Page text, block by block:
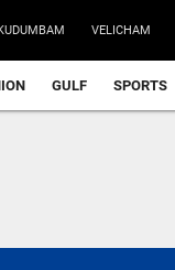
VELICHAM
GULF SPORTS